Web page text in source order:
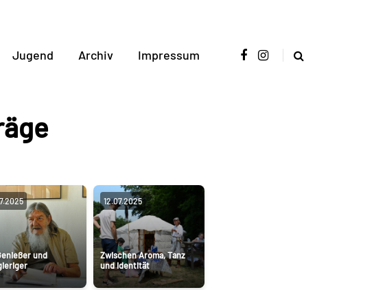
Jugend Archiv Impressum
und
12.07.2025
Zwischen Aroma, Tanz
und Identität